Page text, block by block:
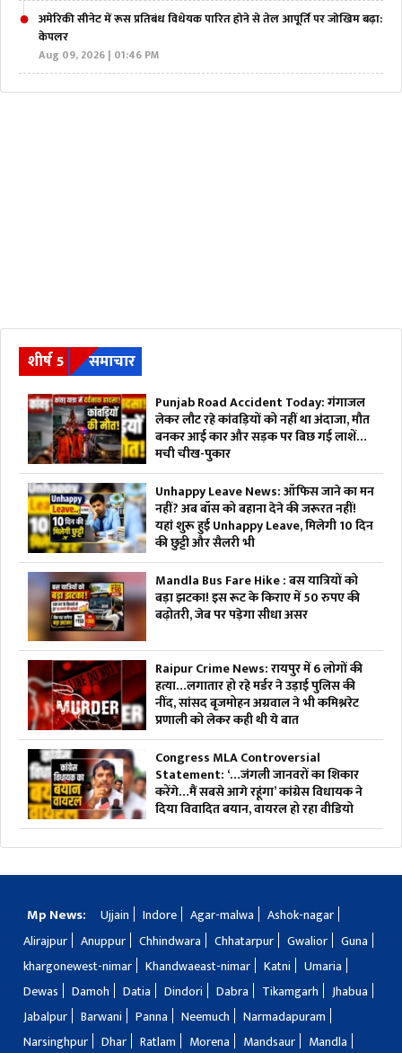
अमेरिकी सीनेट में रूस प्रतिबंध विधेयक पारित होने से तेल आपूर्ति पर जोखिम बढ़ा:
केपलर
Aug 09, 2026 | 01:46 PM
शीर्ष 5 समाचार
Punjab Road Accident Today: गंगाजल
लेकर लौट रहे कांवड़ियों को नहीं था अंदाजा, मौत
बनकर आई कार और सड़क पर बिछ गई लाशें…
मची चीख-पुकार
Unhappy Leave News: ऑफिस जाने का मन
नहीं? अब बॉस को बहाना देने की जरूरत नहीं!
यहां शुरू हुई Unhappy Leave, मिलेगी 10 दिन
की छुट्टी और सैलरी भी
Mandla Bus Fare Hike : बस यात्रियों को
बड़ा झटका! इस रूट के किराए में 50 रुपए की
बढ़ोतरी, जेब पर पड़ेगा सीधा असर
Raipur Crime News: रायपुर में 6 लोगों की
हत्या…लगातार हो रहे मर्डर ने उड़ाई पुलिस की
नींद, सांसद बृजमोहन अग्रवाल ने भी कमिश्नरेट
प्रणाली को लेकर कही थी ये बात
Congress MLA Controversial
Statement: ‘…जंगली जानवरों का शिकार
करेंगे…मैं सबसे आगे रहूंगा’ कांग्रेस विधायक ने
दिया विवादित बयान, वायरल हो रहा वीडियो
Mp News: Ujjain Indore Agar-malwa
Ashok-nagar
Alirajpur
Anuppur Chhindwara Chhatarpur Gwalior
Guna
khargonewest-nimar
Khandwaeast-nimar Katni
Umaria
Dewas
Damoh Datia Dindori Dabra Tikamgarh
Jhabua
Jabalpur
Barwani Panna Neemuch
Narmadapuram
Narsinghpur
Dhar Ratlam Morena Mandsaur
Mandla